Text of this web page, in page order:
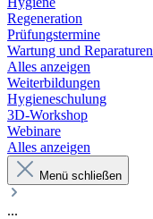
Regeneration
Prüfungstermine
Wartung und Reparaturen
Alles anzeigen
Weiterbildungen
Hygieneschulung
3D-Workshop
Webinare
Alles anzeigen
Menü schließen
...